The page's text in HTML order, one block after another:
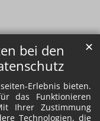
bei den
Erlebnis bieten.
das Funktionieren
Ihrer Zustimmung
Technologien, die
✕